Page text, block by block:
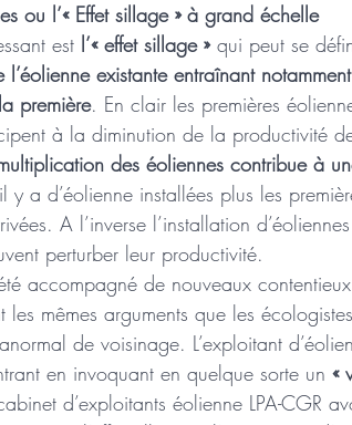
ou l’« Effet sillage » à grand échelle
est l’« effet sillage » qui peut se
existante entraînant
première. En clair les premières
à la diminution de la productivité
des éoliennes contribue à
a d’éolienne installées plus les
A l’inverse l’installation
perturber leur productivité.
accompagné de nouveaux
mêmes arguments que les
de voisinage. L’exploitant
en invoquant en quelque sorte un «
d’exploitants éolienne LPA-CGR